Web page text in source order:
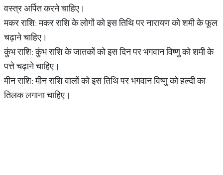
वस्त्र अर्पित करने चाहिए।
मकर राशि: मकर राशि के लोगों को इस तिथि पर नारायण को शमी के फूल
चढ़ाने चाहिए।
कुंभ राशि: कुंभ राशि के जातकों को इस दिन पर भगवान विष्णु को शमी के
पत्ते चढ़ाने चाहिए।
मीन राशि: मीन राशि वालों को इस तिथि पर भगवान विष्णु को हल्दी का
तिलक लगाना चाहिए।